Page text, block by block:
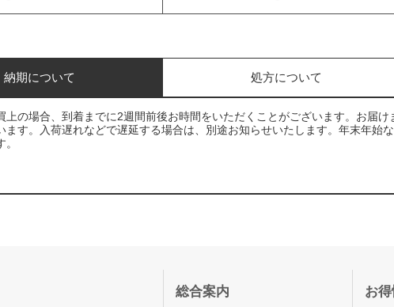
納期について 処方について
上の場合、到着までに2週間前後お時間をいただくことがございます。お届
ます。入荷遅れなどで遅延する場合は、別途お知らせいたします。年末年始
総合案内 お